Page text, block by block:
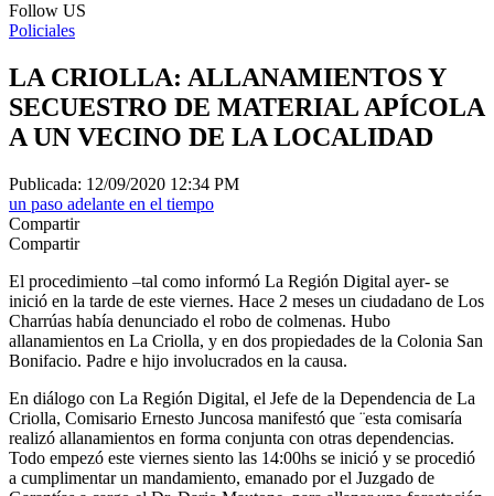
Follow US
Policiales
LA CRIOLLA: ALLANAMIENTOS Y
SECUESTRO DE MATERIAL APÍCOLA
A UN VECINO DE LA LOCALIDAD
Publicada: 12/09/2020 12:34 PM
un paso adelante en el tiempo
Compartir
Compartir
El procedimiento –tal como informó La Región Digital ayer- se
inició en la tarde de este viernes. Hace 2 meses un ciudadano de Los
Charrúas había denunciado el robo de colmenas. Hubo
allanamientos en La Criolla, y en dos propiedades de la Colonia San
Bonifacio. Padre e hijo involucrados en la causa.
En diálogo con La Región Digital, el Jefe de la Dependencia de La
Criolla, Comisario Ernesto Juncosa manifestó que ¨esta comisaría
realizó allanamientos en forma conjunta con otras dependencias.
Todo empezó este viernes siento las 14:00hs se inició y se procedió
a cumplimentar un mandamiento, emanado por el Juzgado de